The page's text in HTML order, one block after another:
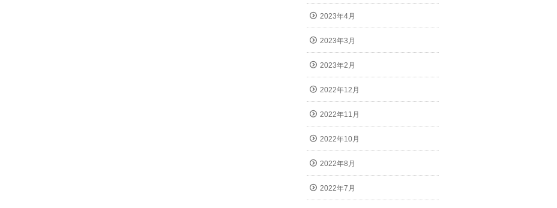
2023年4月
2023年3月
2023年2月
2022年12月
2022年11月
2022年10月
2022年8月
2022年7月